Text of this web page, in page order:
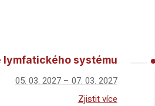
lymfatického systému
05. 03. 2027 – 07. 03. 2027
Zjistit více